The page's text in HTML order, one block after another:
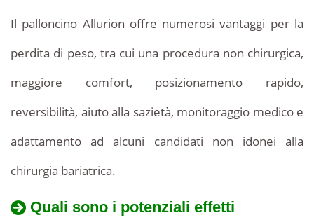
Il palloncino Allurion offre numerosi vantaggi per la
perdita di peso, tra cui una procedura non chirurgica,
maggiore comfort, posizionamento rapido,
reversibilità, aiuto alla sazietà, monitoraggio medico e
adattamento ad alcuni candidati non idonei alla
chirurgia bariatrica.
Quali sono i potenziali effetti